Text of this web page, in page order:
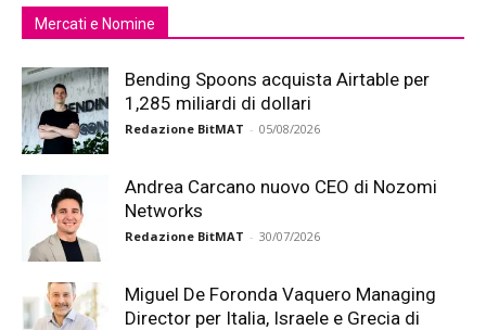
Mercati e Nomine
Bending Spoons acquista Airtable per
1,285 miliardi di dollari
Redazione BitMAT - 05/08/2026
Andrea Carcano nuovo CEO di Nozomi
Networks
Redazione BitMAT - 30/07/2026
Miguel De Foronda Vaquero Managing
Director per Italia, Israele e Grecia di